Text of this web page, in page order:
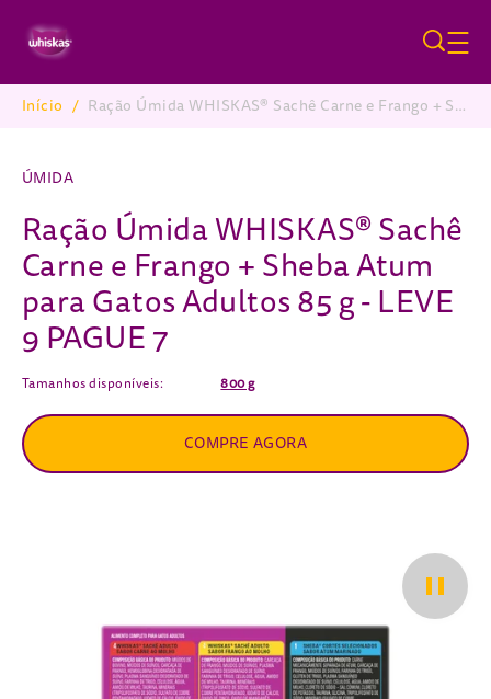
Breadcrumb
Início / Ração Úmida WHISKAS® Sachê Carne e Frango + Sheba Atum para Gatos Adultos 85 g - LEVE 9 PAGUE 7
ÚMIDA
Ração Úmida WHISKAS® Sachê
Carne e Frango + Sheba Atum
para Gatos Adultos 85 g - LEVE
9 PAGUE 7
Tamanhos disponíveis: 800 g
COMPRE AGORA
Pause